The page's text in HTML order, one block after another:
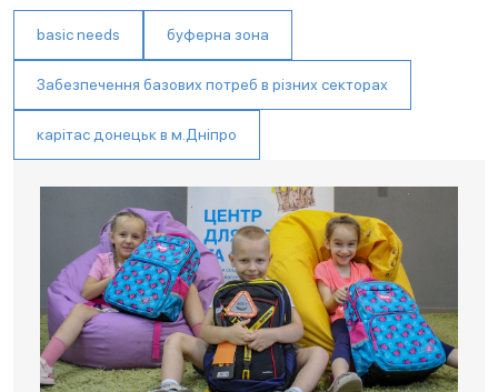
basic needs буферна зона
Забезпечення базових потреб в різних секторах
карітас донецьк в м.Дніпро